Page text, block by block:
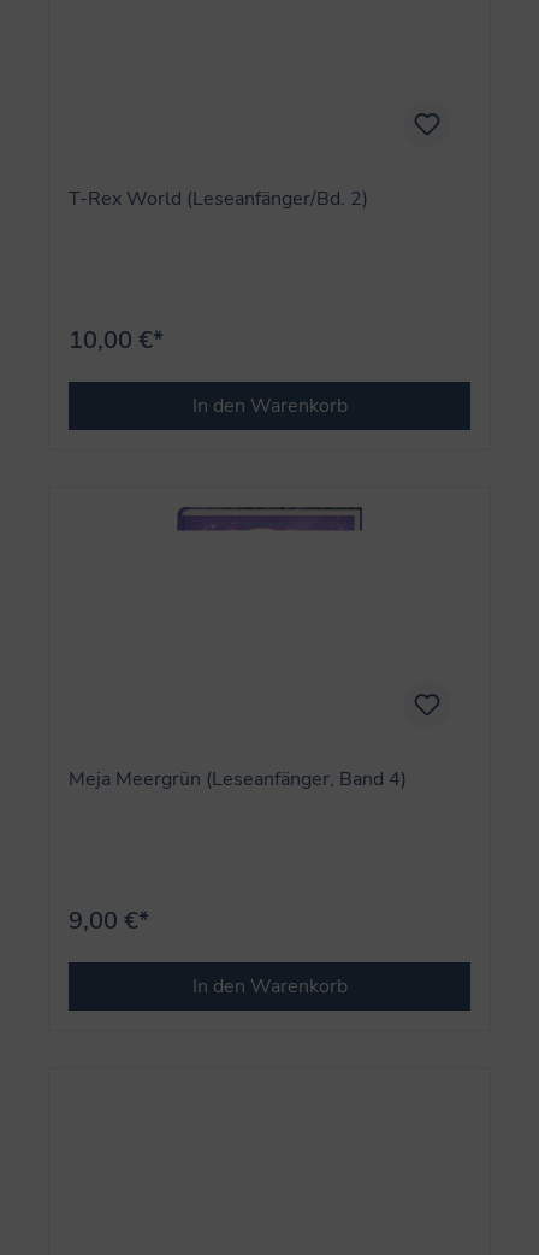
T-Rex World (Leseanfänger/Bd. 2)
10,00 €*
In den Warenkorb
Meja Meergrün (Leseanfänger, Band 4)
9,00 €*
In den Warenkorb